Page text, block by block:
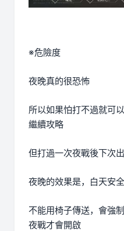
※危險度
夜晚真的很恐怖
所以如果怕打不過就可
繼續攻略
但打過一次夜戰後下次
夜晚的效果是，白天安
不能用椅子傳送，會強
夜戰才會開啟